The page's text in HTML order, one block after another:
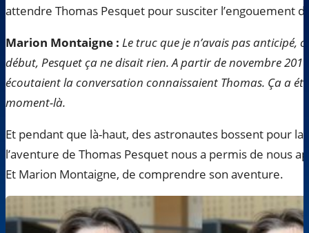
attendre Thomas Pesquet pour susciter l’engouement
Marion Montaigne : Le truc que je n’avais pas anticipé,
début, Pesquet ça ne disait rien. A partir de novembre
écoutaient la conversation connaissaient Thomas. Ça a
moment-là.
Et pendant que là-haut, des astronautes bossent pour la
l’aventure de Thomas Pesquet nous a permis de nous
Et Marion Montaigne, de comprendre son aventure.